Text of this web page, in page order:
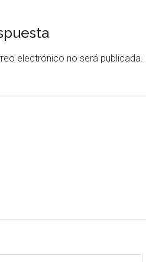
electrónico no será publicada.